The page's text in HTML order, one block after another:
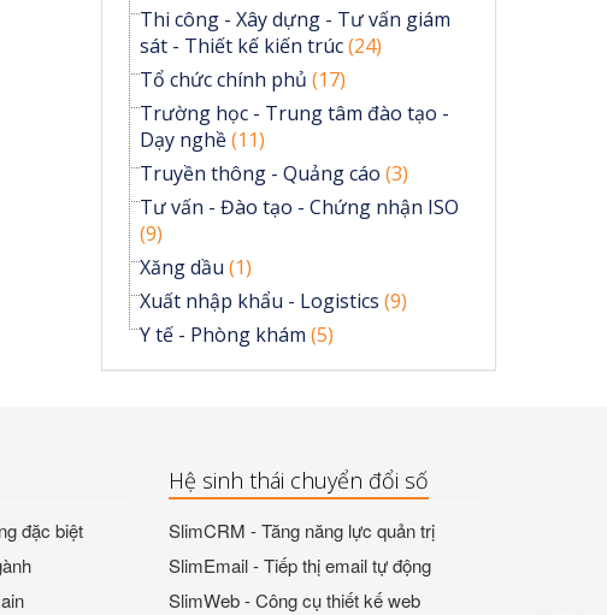
Thi công - Xây dựng - Tư vấn giám
sát - Thiết kế kiến trúc(24)
Tổ chức chính phủ (17)
Trường học - Trung tâm đào tạo -
Dạy nghề(11)
Truyền thông - Quảng cáo (3)
Tư vấn - Đào tạo - Chứng nhận ISO
(9)
Xăng dầu (1)
Xuất nhập khẩu - Logistics (9)
Y tế - Phòng khám (5)
đặc biệt
Hệ sinh thái chuyển đổi số
SlimCRM - Tăng năng lực quản trị
SlimEmail - Tiếp thị email tự động
SlimWeb - Công cụ thiết kế web